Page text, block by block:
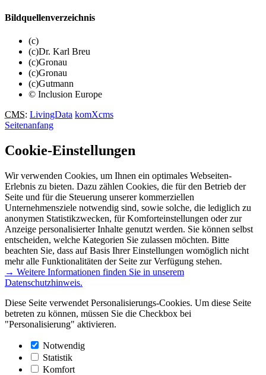
Bildquellenverzeichnis
(c)
(c)Dr. Karl Breu
(c)Gronau
(c)Gronau
(c)Gutmann
© Inclusion Europe
CMS: LivingData komXcms
Seitenanfang
Cookie-Einstellungen
Wir verwenden Cookies, um Ihnen ein optimales Webseiten-
Erlebnis zu bieten. Dazu zählen Cookies, die für den Betrieb der
Seite und für die Steuerung unserer kommerziellen
Unternehmensziele notwendig sind, sowie solche, die lediglich zu
anonymen Statistikzwecken, für Komforteinstellungen oder zur
Anzeige personalisierter Inhalte genutzt werden. Sie können selbst
entscheiden, welche Kategorien Sie zulassen möchten. Bitte
beachten Sie, dass auf Basis Ihrer Einstellungen womöglich nicht
mehr alle Funktionalitäten der Seite zur Verfügung stehen.
→ Weitere Informationen finden Sie in unserem
Datenschutzhinweis.
Diese Seite verwendet Personalisierungs-Cookies. Um diese Seite
betreten zu können, müssen Sie die Checkbox bei
"Personalisierung" aktivieren.
Notwendig
Statistik
Komfort